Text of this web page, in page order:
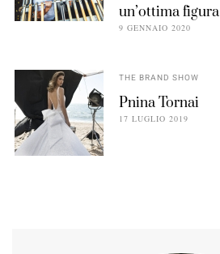
un’ottima figura
9 GENNAIO 2020
THE BRAND SHOW
Pnina Tornai
17 LUGLIO 2019